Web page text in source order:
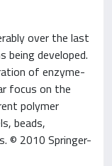
over the last
being developed.
of enzyme-
focus on the
polymer
beads,
© 2010 Springer-